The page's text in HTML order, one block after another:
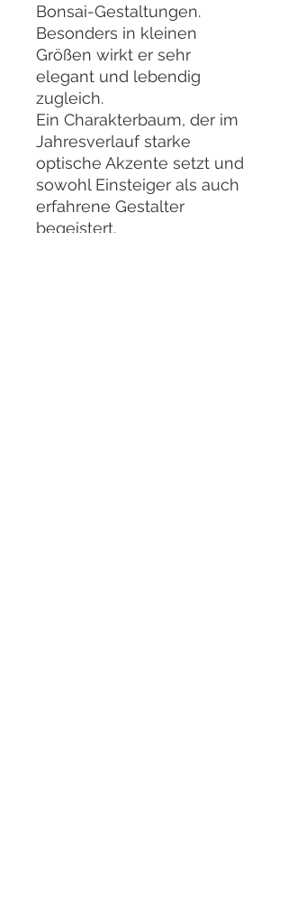
Bonsai-Gestaltungen.
Besonders in kleinen
Größen wirkt er sehr
elegant und lebendig
zugleich.
Ein Charakterbaum, der im
Jahresverlauf starke
optische Akzente setzt und
sowohl Einsteiger als auch
erfahrene Gestalter
begeistert.